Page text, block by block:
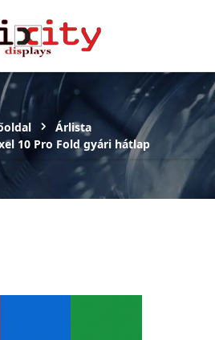
Árlista
10 Pro Fold gyári hátlap